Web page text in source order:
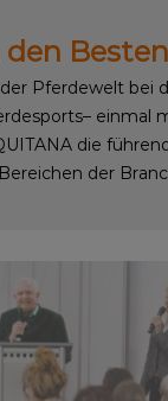
den Besten
Pferdewelt bei
einmal
die
der